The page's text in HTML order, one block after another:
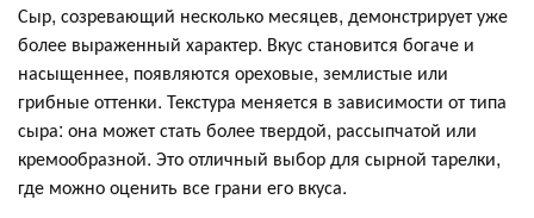
Сыр, созревающий несколько месяцев, демонстрирует уже
более выраженный характер. Вкус становится богаче и
насыщеннее, появляются ореховые, землистые или
грибные оттенки. Текстура меняется в зависимости от типа
сыра: она может стать более твердой, рассыпчатой или
кремообразной. Это отличный выбор для сырной тарелки,
где можно оценить все грани его вкуса.